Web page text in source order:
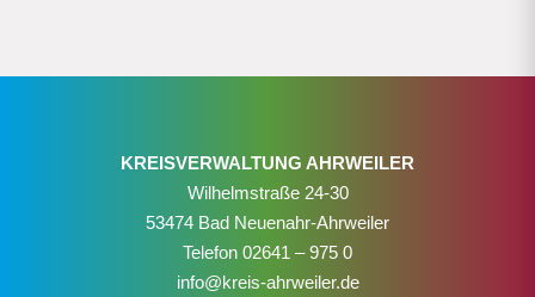
KREISVERWALTUNG AHRWEILER
Wilhelmstraße 24-30
53474 Bad Neuenahr-Ahrweiler
Telefon 02641 – 975 0
info@kreis-ahrweiler.de